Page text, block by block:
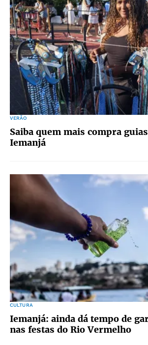
VERÃO
Saiba quem mais compra
Iemanjá
CULTURA
Iemanjá: ainda dá tempo de
nas festas do Rio Vermelho